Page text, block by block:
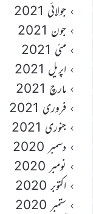
جولائی 2021
جون 2021
مئی 2021
اپریل 2021
مارچ 2021
فروری 2021
جنوری 2021
دسمبر 2020
نومبر 2020
اکتوبر 2020
ستمبر 2020